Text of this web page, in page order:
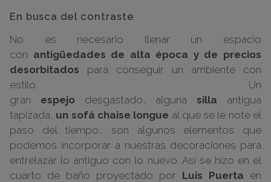
En busca del contraste
No es necesario llenar un espacio
con antigüedades de alta época y de precios
desorbitados para conseguir un ambiente con
estilo. Un
gran espejo desgastado, alguna silla antigua
tapizada, un sofá chaise longue al que se le note el
paso del tiempo… son algunos elementos que
podemos incorporar a nuestras decoraciones para
entrelazar lo antiguo con lo nuevo. Así se hizo en el
cuarto de baño proyectado por Luis Puerta en